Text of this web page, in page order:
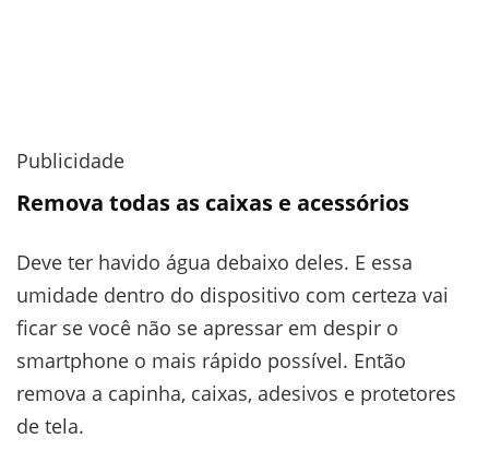
Publicidade
Remova todas as caixas e acessórios
Deve ter havido água debaixo deles. E essa
umidade dentro do dispositivo com certeza vai
ficar se você não se apressar em despir o
smartphone o mais rápido possível. Então
remova a capinha, caixas, adesivos e protetores
de tela.